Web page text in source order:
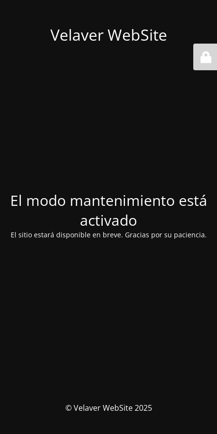
Velaver WebSite
El modo mantenimiento está
activado
El sitio estará disponible en breve. Gracias por su paciencia.
© Velaver WebSite 2025